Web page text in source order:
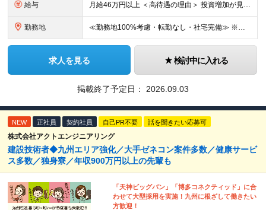
給与 月給46万円以上 ＜高待遇の理由＞ 投資増加が見込まれる領域へ大きな強みを持つ当社には、大手建設会社の元請けの大型工事が多数寄せられます。そのため、施工管理として働く皆さんを、高待遇でお迎えすること
勤務地 ≪勤務地100%考慮・転勤なし・社宅完備≫ ※配属は全国のプロジェクト先 ※あなたの希望を考慮し、勤務地を決定します。 ※U・Iターン歓迎 ※出張面接も可能です！お住まいの近くに伺います。(応相談
求人を見る 検討中に入れる
掲載終了予定日： 2026.09.03
NEW 正社員 契約社員 自己PR不要 話を聞きたい応募可
株式会社アクトエンジニアリング
建設技術者◆九州エリア強化／大手ゼネコン案件多数／健康サービ
ス多数／独身寮／年収900万円以上の先輩も
「天神ビッグバン」「博多コネクティッド」に合
わせて大型採用を実施！九州に根ざして働きたい
方歓迎！